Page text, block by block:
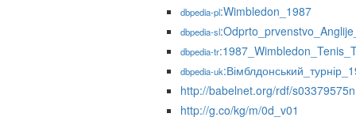
dbpedia-pl:Wimbledon_1987
dbpedia-sl
dbpedia-tr
dbpedia-uk
http://babelnet.org/rdf/s03379575n
http://g.co/kg/m/0d_v01